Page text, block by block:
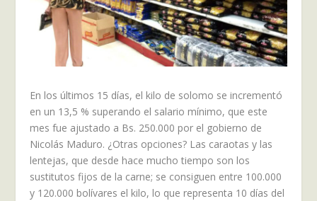
En los últimos 15 días, el kilo de solomo se incrementó
en un 13,5 % superando el salario mínimo, que este
mes fue ajustado a Bs. 250.000 por el gobierno de
Nicolás Maduro. ¿Otras opciones? Las caraotas y las
lentejas, que desde hace mucho tiempo son los
sustitutos fijos de la carne; se consiguen entre 100.000
y 120.000 bolívares el kilo, lo que representa 10 días del